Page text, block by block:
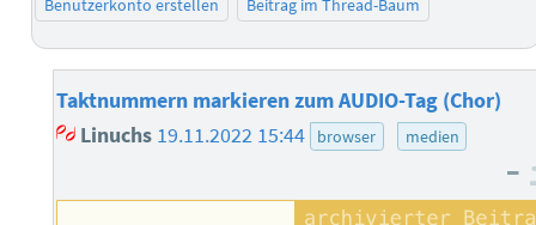
Benutzerkonto erstellen
Beitrag im Thread-Baum
Taktnummern markieren zum AUDIO-Tag (Chor)
Linuchs 19.11.2022 15:44 browser medien
–